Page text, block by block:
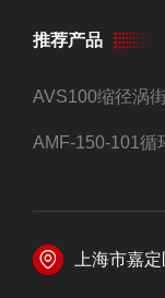
推荐产品
AVS100缩径涡
上海市嘉